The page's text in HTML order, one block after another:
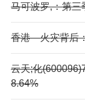
马可波罗,：第三
香港—火灾背后
云天;化
8.64%